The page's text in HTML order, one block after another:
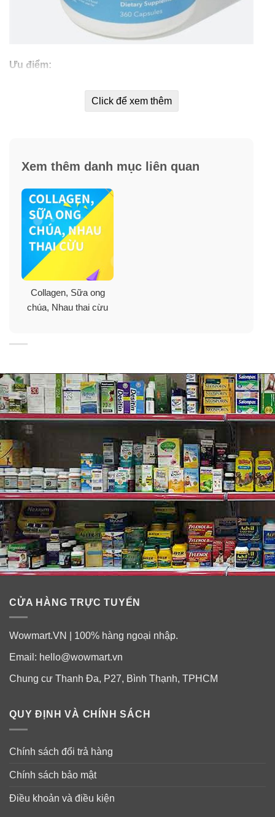
Ưu điểm:
giúp hỗ trợ cơ thể khỏe mạnh, dẻo dai và tăng
phát huy lợi ích tối đa.
1 thành phần đơn giản – collagen peptide từ bò ăn
cỏ.
Không chứa gluten, sữa và đường – Phù hợp với
chế độ ăn kiêng của Paleo + Keto.
Đối tượng sử dụng viên uống Collagen
thủy phân Vital Proteins Collagen Peptides
Người đang có dấu hiệu lão hóa: da chảy xệ, xuất
tàn nhang…
Người bị vấn đề về xương khớp như: loãng xương,
viêm đau khớp, bị tổn thương dây chằng, sụn, gân…
Người có da khô sần, da độc, vết thương lâu lành.
gãy ngang, có nhiều vân sần sùi…
Người muốn duy trì vẻ đẹp, nét thanh xuân, chống
lão hóa, ngăn già sớm.
ngăn các bệnh về xương khớp…
Click để xem thêm
Xem thêm danh mục liên quan
Collagen, Sữa ong
chúa, Nhau thai cừu
CỬA HÀNG TRỰC TUYẾN
Wowmart.VN | 100% hàng ngoại nhập.
Email: hello@wowmart.vn
Chung cư Thanh Đa, P27, Bình Thạnh, TPHCM
QUY ĐỊNH VÀ CHÍNH SÁCH
Chính sách đổi trả hàng
Chính sách bảo mật
Điều khoản và điều kiện